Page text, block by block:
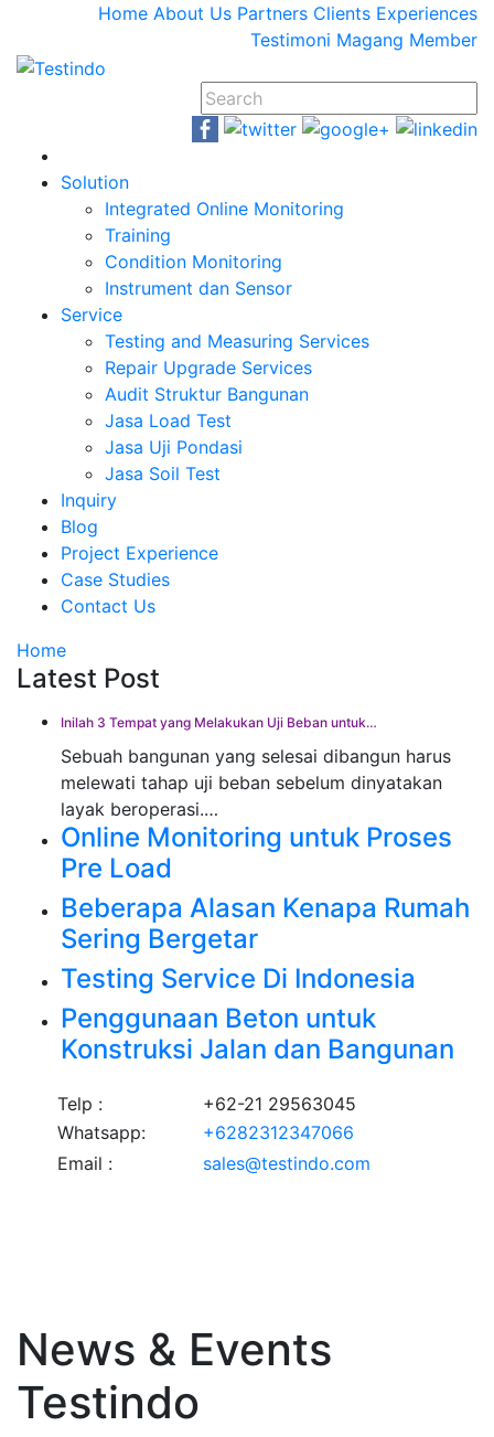
Home About Us Partners Clients Experiences
Testimoni Magang Member
Solution
Integrated Online Monitoring
Training
Condition Monitoring
Instrument dan Sensor
Service
Testing and Measuring Services
Repair Upgrade Services
Audit Struktur Bangunan
Jasa Load Test
Jasa Uji Pondasi
Jasa Soil Test
Inquiry
Blog
Project Experience
Case Studies
Contact Us
Home
Latest Post
Inilah 3 Tempat yang Melakukan Uji Beban untuk…
Sebuah bangunan yang selesai dibangun harus
melewati tahap uji beban sebelum dinyatakan
layak beroperasi.…
Online Monitoring untuk Proses
Pre Load
Beberapa Alasan Kenapa Rumah
Sering Bergetar
Testing Service Di Indonesia
Penggunaan Beton untuk
Konstruksi Jalan dan Bangunan
Telp :
+62-21 29563045
Whatsapp:
+6282312347066
Email :
sales@testindo.com
News & Events
Testindo